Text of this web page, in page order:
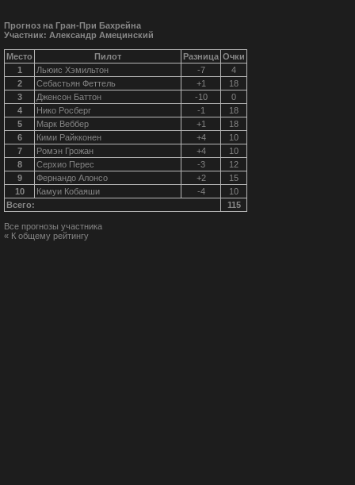
Прогноз на Гран-При Бахрейна
Участник: Александр Амецинский
Место Пилот Разница Очки
1
Льюис Хэмильтон -7
4
2
Себастьян Феттель +1
18
3
Дженсон Баттон -10
0
4
Нико Росберг -1
18
5
Марк Веббер +1
18
6
Кими Райкконен +4
10
7
Ромэн Грожан +4
10
8
Серхио Перес -3
12
9
Фернандо Алонсо +2
15
10
Камуи Кобаяши -4
10
Всего:
115
Все прогнозы участника
« К общему рейтингу